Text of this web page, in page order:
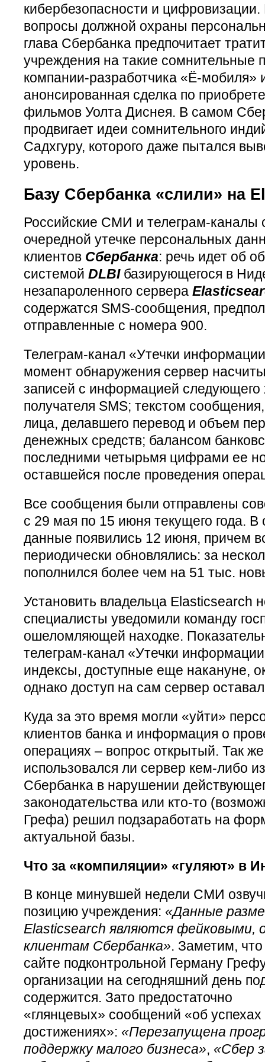
кибербезопасности и
вопросы должной охраны
глава Сбербанка предпочитает
учреждения на такие сомнительные
компании-разработчика «Ё-мобиля»
анонсированная сделка по
фильмов Уолта Диснея. В самом
продвигает идеи сомнительного
Садхгуру, которого даже пытался
уровень.
Базу Сбербанка «слили» на
Российские СМИ и телеграм-каналы
очередной утечке персональных
клиентов Сбербанка: речь идет об
системой DLBIбазирующегося в
незапароленного сервера
содержатся SMS-сообщения,
отправленные с номера 900.
Телеграм-канал «Утечки
момент обнаружения сервер
записей с информацией
получателя SMS; текстом
лица, делавшего перевод и объем
денежных средств; балансом
последними четырьмя цифрами ее
оставшейся после проведения
Все сообщения были отправлены
с 29 мая по 15 июня текущего года. В
данные появились 12 июня, причем
периодически обновлялись: за
пополнился более чем на 51 тыс.
Установить владельца Elasticsearch
специалисты уведомили команду
ошеломляющей находке.
телеграм-канал «Утечки
индексы, доступные еще накануне,
однако доступ на сам сервер
Куда за это время могли «уйти»
клиентов банка и информация о
операциях – вопрос открытый. Так
использовался ли сервер кем-либо
Сбербанка в нарушении
законодательства или кто-то
Грефа) решил подзаработать на
актуальной базы.
Что за «компиляции» «гуляют» в
В конце минувшей недели СМИ
позицию учреждения: «Данные
Elasticsearch являются фейковыми,
клиентам Сбербанка». Заметим,
сайте подконтрольной Герману
организации на сегодняшний день
содержится. Зато предостаточно
«глянцевых» сообщений «об успехах
достижениях»: «Перезапущена
поддержку малого бизнеса», «Сбер